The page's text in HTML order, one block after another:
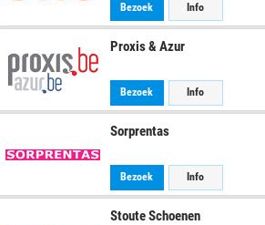
Bezoek Info
Proxis & Azur
Bezoek Info
Sorprentas
Bezoek Info
Stoute Schoenen